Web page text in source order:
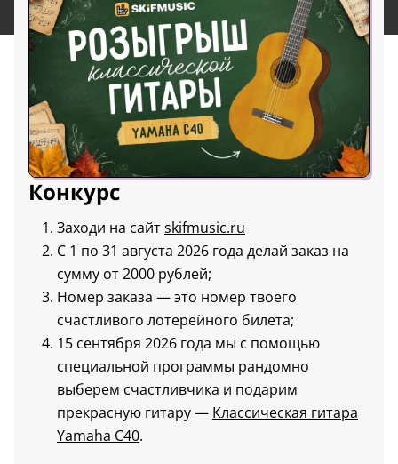
Конкурс
Заходи на сайтskifmusic.ru
С 1 по 31 августа 2026 года делай заказ на
сумму от 2000 рублей;
Номер заказа — это номер твоего
счастливого лотерейного билета;
15 сентября 2026 года мы с помощью
специальной программы рандомно
выберем счастливчика и подарим
прекрасную гитару — Классическая гитара
Yamaha C40.